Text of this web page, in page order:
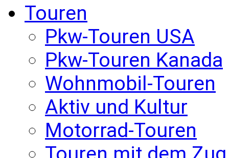
Touren
Pkw-Touren USA
Pkw-Touren Kanada
Wohnmobil-Touren
Aktiv und Kultur
Motorrad-Touren